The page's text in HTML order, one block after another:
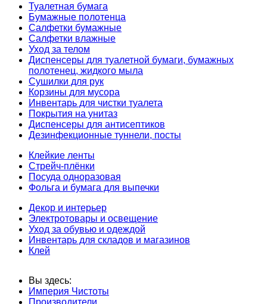
Туалетная бумага
Бумажные полотенца
Салфетки бумажные
Салфетки влажные
Уход за телом
Диспенсеры для туалетной бумаги, бумажных
полотенец, жидкого мыла
Сушилки для рук
Корзины для мусора
Инвентарь для чистки туалета
Покрытия на унитаз
Диспенсеры для антисептиков
Дезинфекционные туннели, посты
Клейкие ленты
Стрейч-плёнки
Посуда одноразовая
Фольга и бумага для выпечки
Декор и интерьер
Электротовары и освещение
Уход за обувью и одеждой
Инвентарь для складов и магазинов
Клей
Вы здесь:
Империя Чистоты
Производители